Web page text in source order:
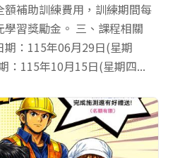
補助訓練費用，訓練期間每
習獎勵金。 三、課程相關
115年06月29日(星期
115年10月15日(星期四...